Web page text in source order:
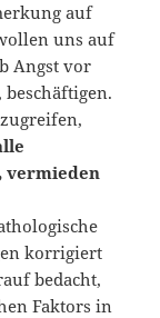
auf
uns auf
Angst vor
vermieden
korrigiert
bedacht,
Faktors in